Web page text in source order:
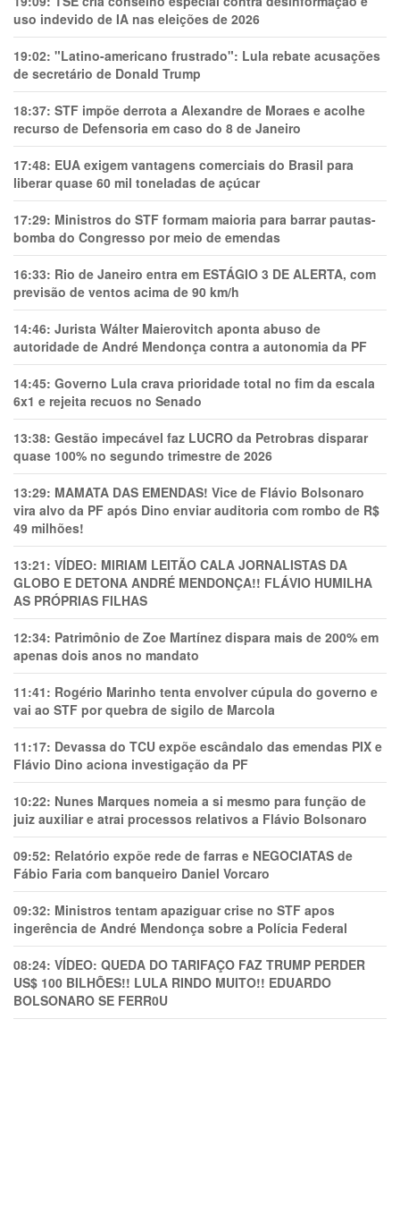
uso indevido de IA nas eleições de 2026
19:02: "Latino-americano frustrado": Lula rebate acusações
de secretário de Donald Trump
18:37: STF impõe derrota a Alexandre de Moraes e acolhe
recurso de Defensoria em caso do 8 de Janeiro
17:48: EUA exigem vantagens comerciais do Brasil para
liberar quase 60 mil toneladas de açúcar
17:29: Ministros do STF formam maioria para barrar pautas-
bomba do Congresso por meio de emendas
16:33: Rio de Janeiro entra em ESTÁGIO 3 DE ALERTA, com
previsão de ventos acima de 90 km/h
14:46: Jurista Wálter Maierovitch aponta abuso de
autoridade de André Mendonça contra a autonomia da PF
14:45: Governo Lula crava prioridade total no fim da escala
6x1 e rejeita recuos no Senado
13:38: Gestão impecável faz LUCRO da Petrobras disparar
quase 100% no segundo trimestre de 2026
13:29: MAMATA DAS EMENDAS! Vice de Flávio Bolsonaro
vira alvo da PF após Dino enviar auditoria com rombo de R$
49 milhões!
13:21: VÍDEO: MIRIAM LEITÃO CALA JORNALISTAS DA
GLOBO E DETONA ANDRÉ MENDONÇA!! FLÁVIO HUMILHA
AS PRÓPRIAS FILHAS
12:34: Patrimônio de Zoe Martínez dispara mais de 200% em
apenas dois anos no mandato
11:41: Rogério Marinho tenta envolver cúpula do governo e
vai ao STF por quebra de sigilo de Marcola
11:17: Devassa do TCU expõe escândalo das emendas PIX e
Flávio Dino aciona investigação da PF
10:22: Nunes Marques nomeia a si mesmo para função de
juiz auxiliar e atrai processos relativos a Flávio Bolsonaro
09:52: Relatório expõe rede de farras e NEGOCIATAS de
Fábio Faria com banqueiro Daniel Vorcaro
09:32: Ministros tentam apaziguar crise no STF apos
ingerência de André Mendonça sobre a Polícia Federal
08:24: VÍDEO: QUEDA DO TARIFAÇO FAZ TRUMP PERDER
US$ 100 BILHÕES!! LULA RINDO MUITO!! EDUARDO
BOLSONARO SE FERR0U